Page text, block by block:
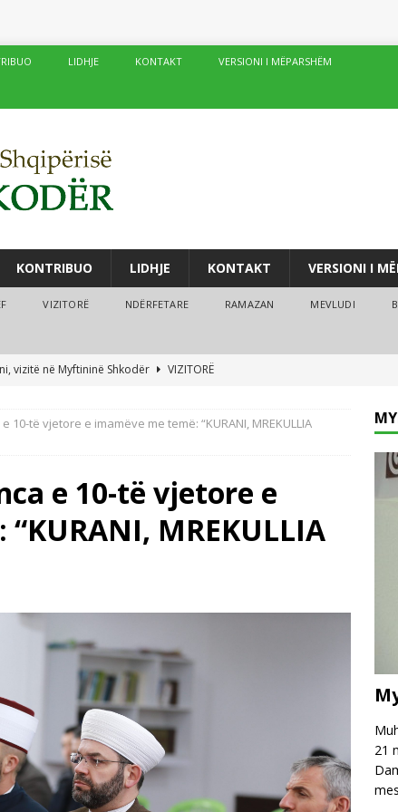
LIDHJE KONTAKT VERSIONI I MËPARSHËM
KONTRIBUO LIDHJE KONTAKT VERSIONI I
VIZITORË NDËRFETARE RAMAZAN MEVLUDI
vizitë në Myftininë Shkodër
VIZITORË
të njëpasnjëshme në të njëjtin vend, në zemër të Damaskut!
falënderim dhe mirënjohje për z. Astrit Rexhepi
kundër keqpërdorimit të termave të besimit dhe fesë!
të vjetore e imamëve me temë: “KURANI, MREKULLIA
e 10-të vjetore e
MREKULLIA
21